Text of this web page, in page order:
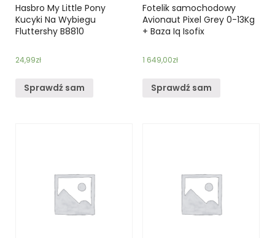
Hasbro My Little Pony
Kucyki Na Wybiegu
Fluttershy B8810
24,99zł
Sprawdź sam
Fotelik samochodowy
Avionaut Pixel Grey 0-13Kg
+ Baza Iq Isofix
1 649,00zł
Sprawdź sam